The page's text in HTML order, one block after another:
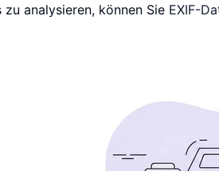
analysieren, können Sie EXIF-